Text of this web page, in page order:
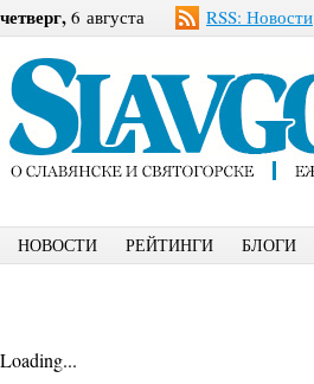
четверг, 6 августа RSS: Новости
НОВОСТИ РЕЙТИНГИ БЛОГИ
Loading...